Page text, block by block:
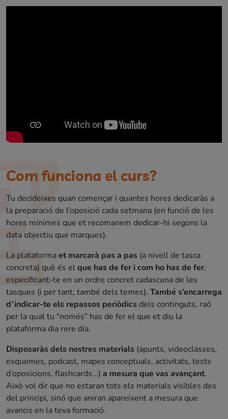
Com funciona el curs?
Tu decideixes quan començar i quantes hores dedicaràs a
la preparació de l’oposició cada setmana (en funció de les
hores mínimes que et recomanem dedicar-hi segons la
data objectiu que marques).
La plataformaet marcarà pas a pas (a nivell de tasca
concreta) què és elque has de fer i com ho has de fer,
especificant-te en un ordre concret cadascuna de les
tasques (i per tant, també dels temes). També s’encarrega
d’indicar-te els repassos periòdics dels continguts, raó
per la qual tu “només” has de fer el que et diu la
plataforma dia rere dia.
Disposaràs dels nostres materials (apunts, videoclasses,
esquemes, podcast, mapes conceptuals, activitats, tests
d’oposicions, flashcards...) a mesura que vas avançant.
Això vol dir que no estaran tots els materials visibles des
del principi, sinó que aniran apareixent a mesura que
avancis en la teva formació.